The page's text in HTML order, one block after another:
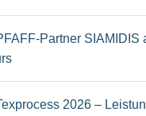
Partner SIAMIDIS
2026 –